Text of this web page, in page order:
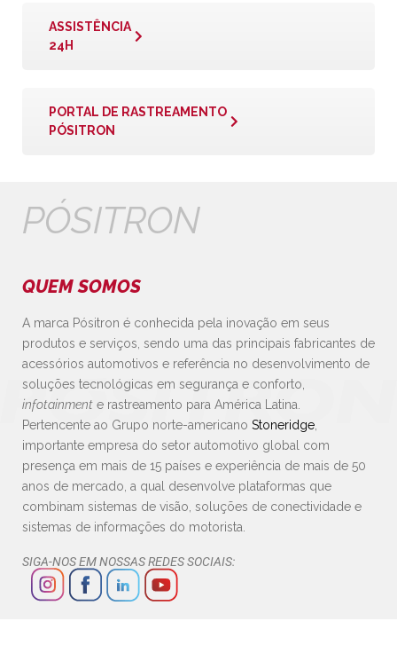
ASSISTÊNCIA
24H
PORTAL DE RASTREAMENTO
PÓSITRON
PÓSITRON
QUEM SOMOS
A marca Pósitron é conhecida pela inovação em seus
produtos e serviços, sendo uma das principais fabricantes de
acessórios automotivos e referência no desenvolvimento de
soluções tecnológicas em segurança e conforto,
infotainment e rastreamento para América Latina.
Pertencente ao Grupo norte-americano Stoneridge
importante empresa do setor automotivo global com
presença em mais de 15 países e experiência de mais de 50
anos de mercado, a qual desenvolve plataformas que
combinam sistemas de visão, soluções de conectividade e
sistemas de informações do motorista.
SIGA-NOS EM NOSSAS REDES SOCIAIS: